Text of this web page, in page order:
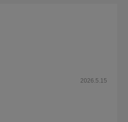
2026.5.15